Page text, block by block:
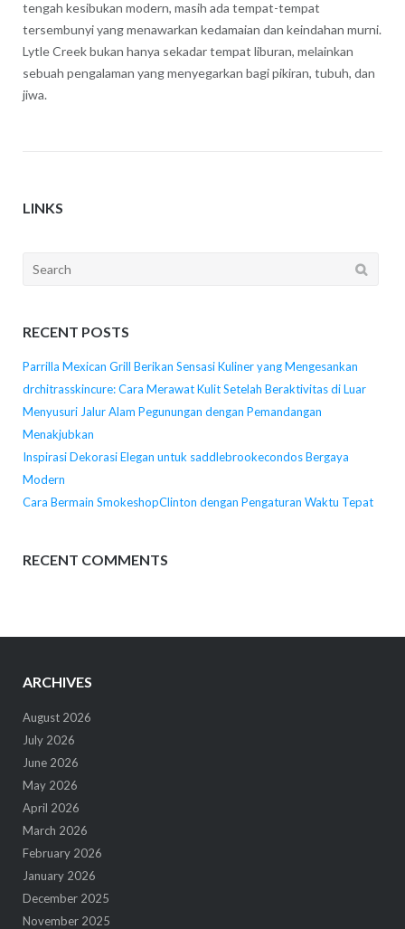
tengah kesibukan modern, masih ada tempat-tempat
tersembunyi yang menawarkan kedamaian dan keindahan murni.
Lytle Creek bukan hanya sekadar tempat liburan, melainkan
sebuah pengalaman yang menyegarkan bagi pikiran, tubuh, dan
jiwa.
LINKS
Search
RECENT POSTS
Parrilla Mexican Grill Berikan Sensasi Kuliner yang Mengesankan
drchitrasskincure: Cara Merawat Kulit Setelah Beraktivitas di Luar
Menyusuri Jalur Alam Pegunungan dengan Pemandangan
Menakjubkan
Inspirasi Dekorasi Elegan untuk saddlebrookecondos Bergaya
Modern
Cara Bermain SmokeshopClinton dengan Pengaturan Waktu Tepat
RECENT COMMENTS
ARCHIVES
August 2026
July 2026
June 2026
May 2026
April 2026
March 2026
February 2026
January 2026
December 2025
November 2025